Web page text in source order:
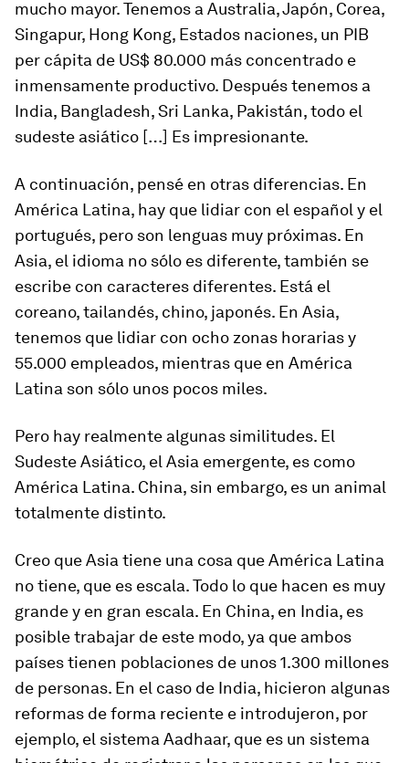
mucho mayor. Tenemos a Australia, Japón, Corea,
Singapur, Hong Kong, Estados naciones, un PIB
per cápita de US$ 80.000 más concentrado e
inmensamente productivo. Después tenemos a
India, Bangladesh, Sri Lanka, Pakistán, todo el
sudeste asiático […] Es impresionante.
A continuación, pensé en otras diferencias. En
América Latina, hay que lidiar con el español y el
portugués, pero son lenguas muy próximas. En
Asia, el idioma no sólo es diferente, también se
escribe con caracteres diferentes. Está el
coreano, tailandés, chino, japonés. En Asia,
tenemos que lidiar con ocho zonas horarias y
55.000 empleados, mientras que en América
Latina son sólo unos pocos miles.
Pero hay realmente algunas similitudes. El
Sudeste Asiático, el Asia emergente, es como
América Latina. China, sin embargo, es un animal
totalmente distinto.
Creo que Asia tiene una cosa que América Latina
no tiene, que es escala. Todo lo que hacen es muy
grande y en gran escala. En China, en India, es
posible trabajar de este modo, ya que ambos
países tienen poblaciones de unos 1.300 millones
de personas. En el caso de India, hicieron algunas
reformas de forma reciente e introdujeron, por
ejemplo, el sistema Aadhaar, que es un sistema